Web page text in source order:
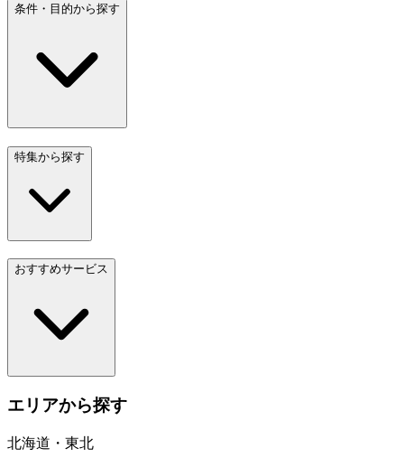
条件・目的から探す
特集から探す
おすすめサービス
エリアから探す
北海道・東北